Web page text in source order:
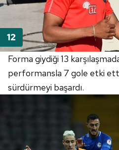
Forma giydiği 13
performansla 7 gole etki etti.
sürdürmeyi başardı.